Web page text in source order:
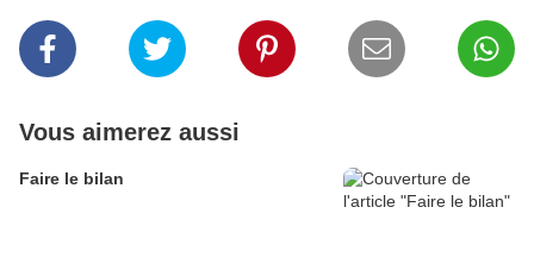
Vous aimerez aussi
Faire le bilan